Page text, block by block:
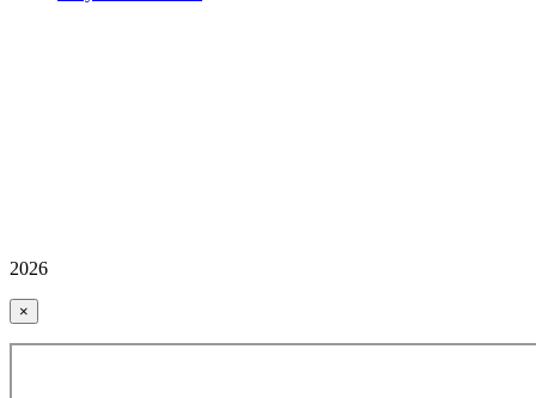
2026
×